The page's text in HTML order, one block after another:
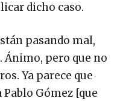
dicho caso.
pasando mal,
Ánimo, pero que no
Ya parece que
Gómez [que